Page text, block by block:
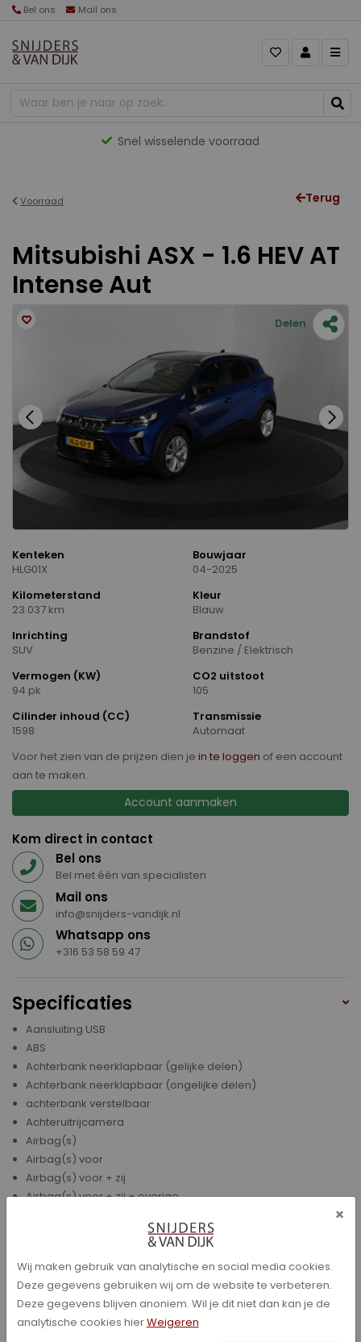
Bel ons Mail ons
Snel wisselende voorraad
Voorraad Terug
Mitsubishi ASX - 1.6 HEV AT
Intense Aut
Delen
Kenteken
HLG01X
Bouwjaar
04-2025
Kilometerstand
23.037 km
Kleur
Blauw
Inrichting
SUV
Brandstof
Benzine / Elektrisch
Vermogen (KW)
94 pk
CO2 uitstoot
105
Cilinder inhoud (CC)
1598
Transmissie
Automaat
Voor het zien van de prijzen dien je in te loggen of een account
aan te maken.
Account aanmaken
Kom direct in contact
Bel ons
Bel met één van specialisten
Mail ons
info@snijders-vandijk.nl
Whatsapp ons
+316 53 58 59 47
Specificaties
Aansluiting USB
ABS
Achterbank neerklapbaar (gelijke delen)
Achterbank neerklapbaar (ongelijke delen)
achterbank verstelbaar
Achteruitrijcamera
Airbag(s)
Airbag(s) voor
Airbag(s) voor + zij
Airbag(s) voor + zij + overige
Bandenspanningscontrolesysteem
Bestuurdersstoel in hoogte verstelbaar
Bots herkenning systeem
Bots waarschuwing systeem
×
Wij maken gebruik van analytische en social media cookies.
Deze gegevens gebruiken wij om de website te verbeteren.
Deze gegevens blijven anoniem. Wil je dit niet dan kan je de
analytische cookies hierWeigeren